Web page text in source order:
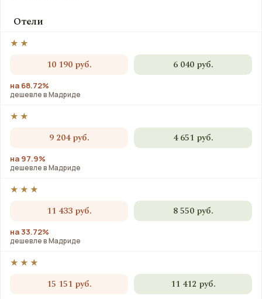
Отели
★★
10 190 руб. 6 040 руб.
на 68.72%
дешевле в Мадриде
★★
9 204 руб. 4 651 руб.
на 97.9%
дешевле в Мадриде
★★★
11 433 руб. 8 550 руб.
на 33.72%
дешевле в Мадриде
★★★
15 151 руб. 11 412 руб.